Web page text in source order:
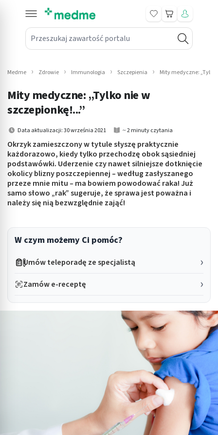
Przeszukaj zawartość portalu
Koszyk
submenu: Leki na receptę
submenu: Mama i dziecko
submenu: Kosmetyki
submenu: Higiena
submenu: Sprzęt medyczny
submenu: Intymne
Medme Zdrowie Immunologia Szczepienia Mity medyczne: „Tylko
Mity medyczne: „Tylko nie w
szczepionkę!...”
Data aktualizacji: 30 września 2021 ~ 2 minuty czytania
Okrzyk zamieszczony w tytule słyszę praktycznie
każdorazowo, kiedy tylko przechodzę obok sąsiedniej
podstawówki. Uderzenie czy nawet silniejsze dotknięcie
okolicy blizny poszczepiennej – według zasłyszanego
przeze mnie mitu – ma bowiem powodować raka! Już
samo słowo „rak” sugeruje, że sprawa jest poważna i
należy się nią bezwzględnie zająć!
W czym możemy Ci pomóc?
Umów teleporadę ze specjalistą
Zamów e-receptę